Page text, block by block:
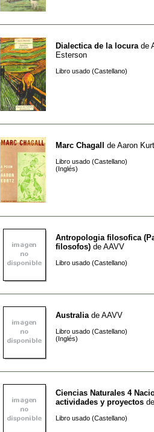
Dialectica de la locura de
Esterson
Libro usado (Castellano)
Marc Chagall de Aaron
Libro usado (Castellano)
(Inglés)
Antropologia filosofica
filosofos) de AAVV
Libro usado (Castellano)
Australia de AAVV
Libro usado (Castellano)
(Inglés)
Ciencias Naturales 4
actividades y proyectos
Libro usado (Castellano)